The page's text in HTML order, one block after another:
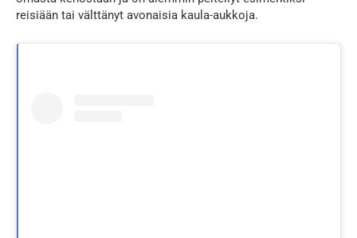
reisiään tai välttänyt avonaisia kaula-aukkoja.